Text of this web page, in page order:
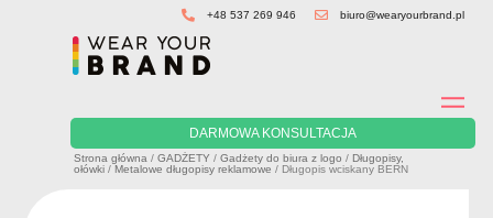
+48 537 269 946 biuro@wearyourbrand.pl
DARMOWA KONSULTACJA
Strona główna /GADŻETY /Gadżety do biura z logo / Długopisy,
ołówki / Metalowe długopisy reklamowe / Długopis wciskany BERN